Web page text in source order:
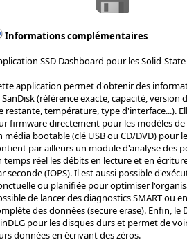
Informations complémentaires
SSD Dashboard pour les Solid-State
application permet d'obtenir des
(référence exacte, capacité, version
restante, température, type d'interface...).
firmware directement pour les modèles
média bootable (clé USB ou CD/DVD) pour
par ailleurs un module d'analyse des
temps réel les débits en lecture et en
seconde (IOPS). Il est aussi possible
ou planifiée pour optimiser
de lancer des diagnostics SMART ou
des données (secure erase). Enfin,
pour les disques durs et permet de
données en écrivant des zéros.